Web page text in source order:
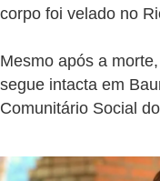
corpo foi velado no
Mesmo após a
segue intacta em
Comunitário Social